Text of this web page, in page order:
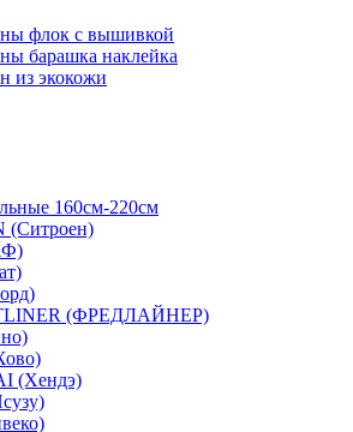
флок с вышивкой
барашка наклейка
из экокожи
160см-220см
(Ситроен)
(ФРЕДЛАЙНЕР)
(Хендэ)